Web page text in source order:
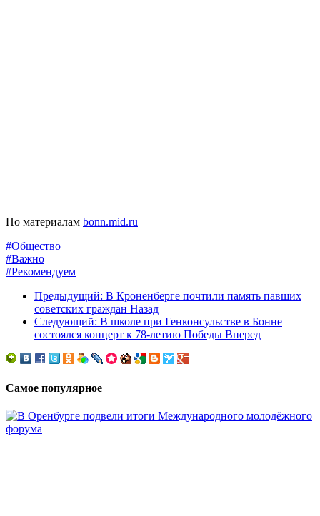
По материалам bonn.mid.ru
#Общество
#Важно
#Рекомендуем
Предыдущий: В Кроненберге почтили память павших
советских граждан Назад
Следующий: В школе при Генконсульстве в Бонне
состоялся концерт к 78-летию Победы Вперед
Самое популярное